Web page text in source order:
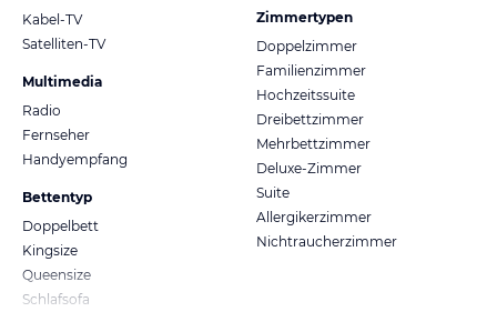
Kabel-TV
Satelliten-TV
Multimedia
Radio
Fernseher
Handyempfang
Bettentyp
Doppelbett
Kingsize
Queensize
Schlafsofa
Zimmertypen
Doppelzimmer
Familienzimmer
Hochzeitssuite
Dreibettzimmer
Mehrbettzimmer
Deluxe-Zimmer
Suite
Allergikerzimmer
Nichtraucherzimmer